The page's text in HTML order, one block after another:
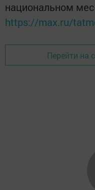
национальном
https://max.ru/
Перейти на